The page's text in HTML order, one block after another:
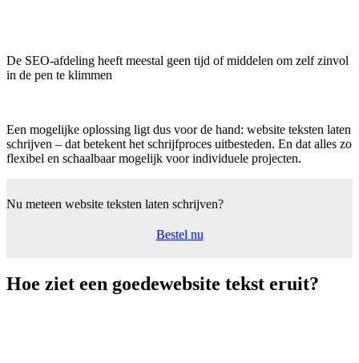
De SEO-afdeling heeft meestal geen tijd of middelen om zelf zinvol
in de pen te klimmen
Een mogelijke oplossing ligt dus voor de hand: website teksten laten
schrijven – dat betekent het schrijfproces uitbesteden. En dat alles zo
flexibel en schaalbaar mogelijk voor individuele projecten.
Nu meteen website teksten laten schrijven?
Bestel nu
Hoe ziet een goedewebsite tekst eruit?